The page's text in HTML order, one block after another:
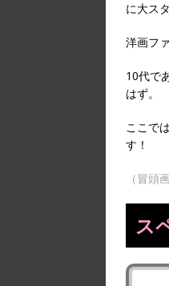
に大ス
洋画フ
10代で
はず。
ここで
す！
（冒
ス